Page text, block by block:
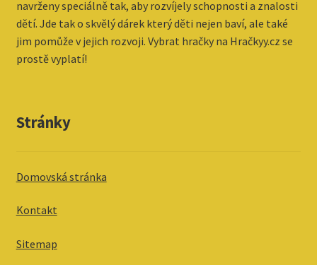
navrženy speciálně tak, aby rozvíjely schopnosti a znalosti
dětí. Jde tak o skvělý dárek který děti nejen baví, ale také
jim pomůže v jejich rozvoji. Vybrat hračky na Hračkyy.cz se
prostě vyplatí!
Stránky
Domovská stránka
Kontakt
Sitemap